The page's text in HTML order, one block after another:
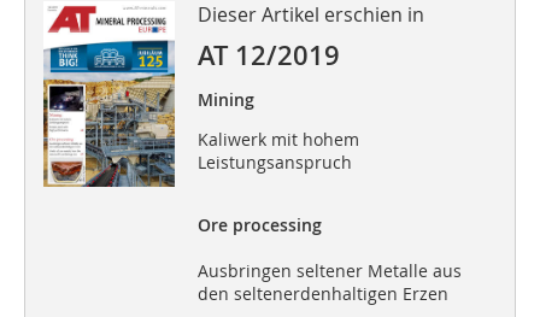
Dieser Artikel erschien in
AT 12/2019
Mining
Kaliwerk mit hohem
Leistungsanspruch
Ore processing
Ausbringen seltener Metalle aus
den seltenerdenhaltigen Erzen